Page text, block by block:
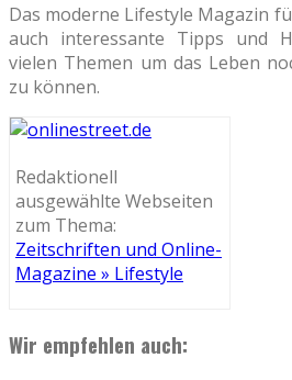
Das moderne Lifestyle Magazin
auch interessante Tipps und
vielen Themen um das Leben
zu können.
Redaktionell
ausgewählte Webseiten
zum Thema:
Zeitschriften und Online-
Magazine » Lifestyle
Wir empfehlen auch: